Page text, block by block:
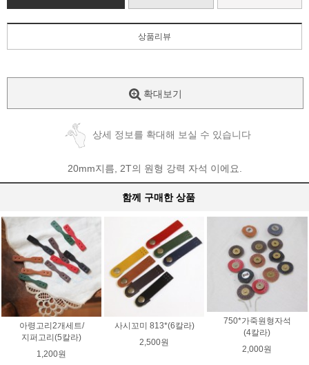
상품리뷰
확대보기
상세 정보를 확대해 보실 수 있습니다
20mm지름, 2T의 원형 강력 자석 이에요.
함께 구매한 상품
아령고리2개세트/
지퍼고리(5칼라)
1,200원
사시꼬미 813*(6칼라)
2,500원
750*가죽원형자석
(4칼라)
2,000원